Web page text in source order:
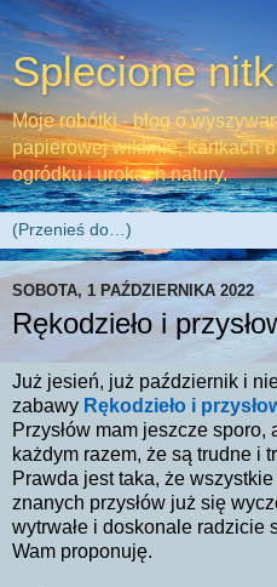
Splecione
Moje robótki - blog o
papierowej wiklinie, kartkach
ogródku i urokach natury.
SOBOTA, 1 PAŹDZIERNIKA 2022
Rękodzieło i
Już jesień, już październik i
zabawy Rękodzieło i
Przysłów mam jeszcze sporo,
każdym razem, że są trudne i
Prawda jest taka, że wszystkie
znanych przysłów już się
wytrwałe i doskonale radzicie
Wam proponuję.